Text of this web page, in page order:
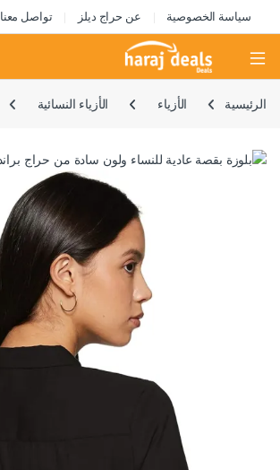
سياسة الخصوصية عن حراج ديلز تواصل معنا
Open
الرئيسية الأزياء الأزياء النسائية